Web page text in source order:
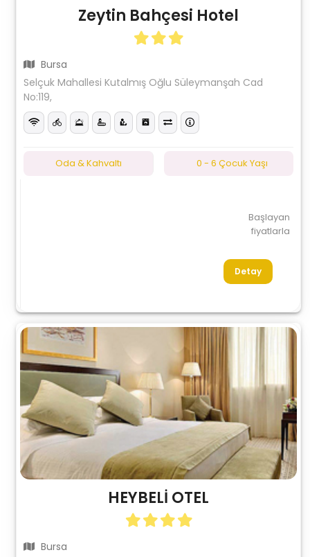
Zeytin Bahçesi Hotel
Bursa
Selçuk Mahallesi Kutalmış Oğlu Süleymanşah Cad
No:119,
Oda & Kahvaltı 0 - 6 Çocuk Yaşı
Başlayan
fiyatlarla
Detay
HEYBELİ OTEL
Bursa